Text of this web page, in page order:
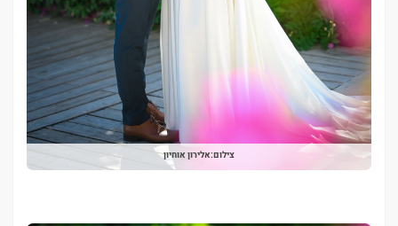
צילום:אלירון אוחיון